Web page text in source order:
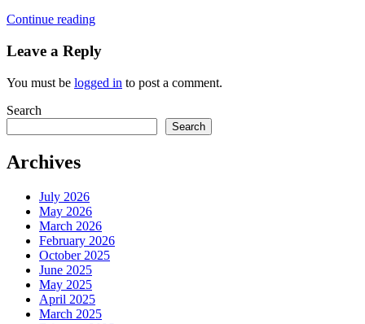
Continue reading
Leave a Reply
You must be logged in to post a comment.
Search
Search
Archives
July 2026
May 2026
March 2026
February 2026
October 2025
June 2025
May 2025
April 2025
March 2025